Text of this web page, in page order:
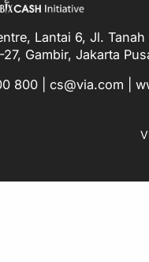
Lantai 6, Jl. Tanah
Gambir, Jakarta
800 | cs@via.com |